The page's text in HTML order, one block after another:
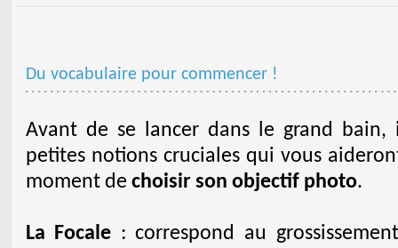
Du vocabulaire pour commencer !
Avant de se lancer dans le grand
petites notions cruciales qui vous
moment de choisir son objectif photo.
La Focale : correspond au